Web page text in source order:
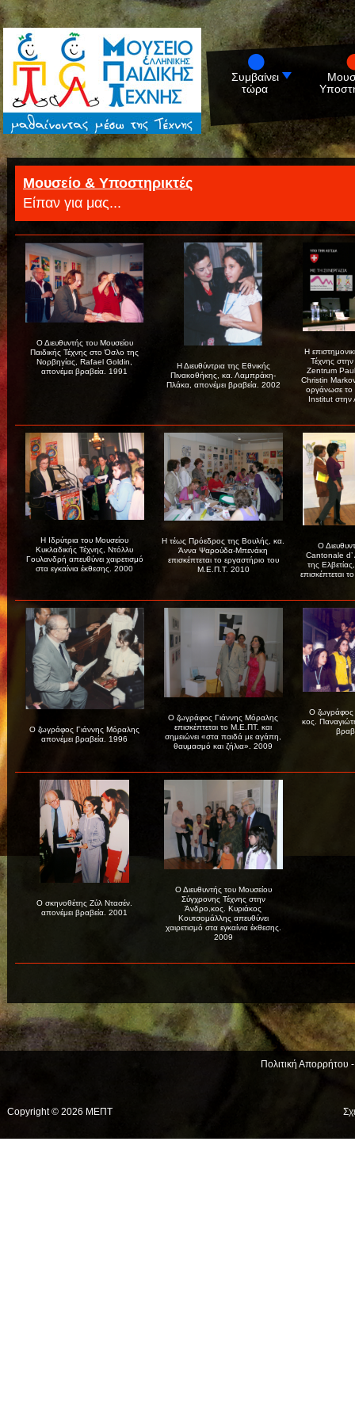
Συμβαίνει
τώρα
Μουσείο & Υποστηρικτές
Είπαν για μας...
Ο Διευθυντής του Μουσείου
Παιδικής Τέχνης στο Όσλο της
Νορβηγίας, Rafael Goldin,
απονέμει βραβεία. 1991
Η Διευθύντρια της Εθνικής
Πινακοθήκης, κα. Λαμπράκη-
Πλάκα, απονέμει βραβεία. 2002
Η
Τέχνης
Zentrum
Christin
οργάνωσε
Institut
Η Ιδρύτρια του Μουσείου
Κυκλαδικής Τέχνης, Ντόλλυ
Γουλανδρή απευθύνει χαιρετισμό
στα εγκαίνια έκθεσης. 2000
Η τέως Πρόεδρος της Βουλής, κα.
Άννα Ψαρούδα-Μπενάκη
επισκέπτεται το εργαστήριο του
Μ.Ε.Π.Τ. 2010
Ο
Cantonale
της
επισκέπτεται
Ο ζωγράφος Γιάννης Μόραλης
απονέμει βραβεία. 1996
Ο ζωγράφος Γιάννης Μόραλης
επισκέπτεται το Μ.Ε.ΠΤ. και
σημειώνει «στα παιδά με αγάπη,
θαυμασμό και ζήλια». 2009
Ο ζωγράφος
κος.
Ο σκηνοθέτης Ζύλ Ντασέν.
απονέμει βραβεία. 2001
Ο Διευθυντής του Μουσείου
Σύγχρονης Τέχνης στην
Άνδρο,κος. Κυριάκος
Κουτσομάλλης απευθύνει
χαιρετισμό στα εγκαίνια έκθεσης.
2009
Πολιτική
Copyright © 2026 ΜΕΠΤ